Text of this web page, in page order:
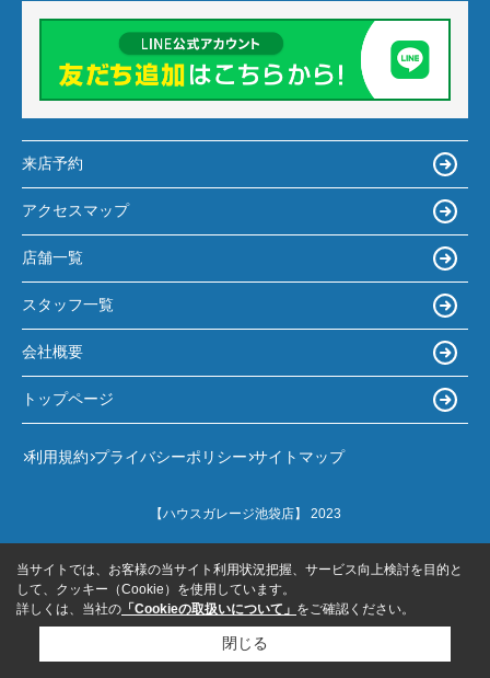
来店予約
アクセスマップ
店舗一覧
スタッフ一覧
会社概要
トップページ
利用規約 プライバシーポリシー サイトマップ
【ハウスガレージ池袋店】 2023
当サイトでは、お客様の当サイト利用状況把握、サービス向上検討を目的と
して、クッキー（Cookie）を使用しています。
詳しくは、当社の 「Cookieの取扱いについて」 をご確認ください。
閉じる